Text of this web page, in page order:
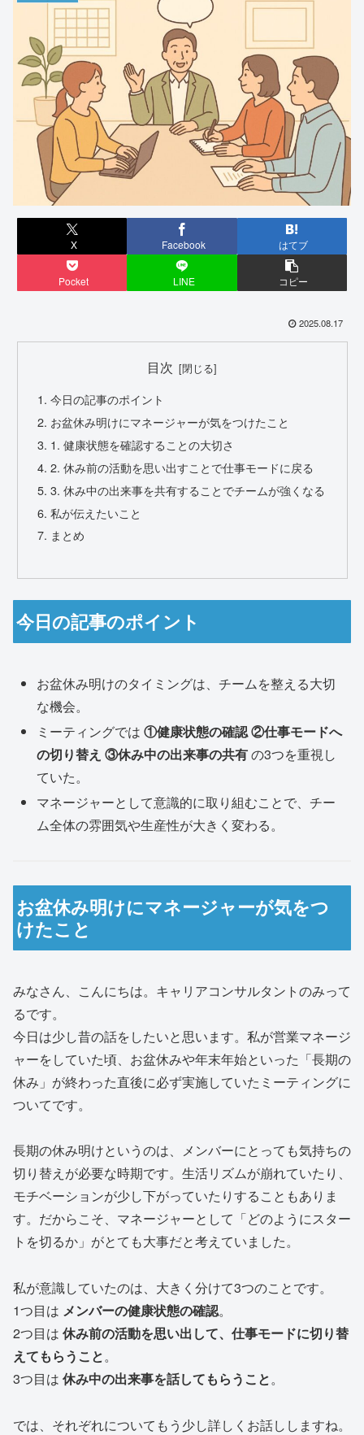
X Facebook はてブ
Pocket LINE コピー
2025.08.17
目次
今日の記事のポイント
お盆休み明けにマネージャーが気をつけたこと
1. 健康状態を確認することの大切さ
2. 休み前の活動を思い出すことで仕事モードに戻る
3. 休み中の出来事を共有することでチームが強くなる
私が伝えたいこと
まとめ
今日の記事のポイント
お盆休み明けのタイミングは、チームを整える大切
な機会。
ミーティングでは①健康状態の確認 ②仕事モードへ
の切り替え ③休み中の出来事の共有の3つを重視し
ていた。
マネージャーとして意識的に取り組むことで、チー
ム全体の雰囲気や生産性が大きく変わる。
お盆休み明けにマネージャーが気をつ
けたこと
みなさん、こんにちは。キャリアコンサルタントのみって
るです。
今日は少し昔の話をしたいと思います。私が営業マネージ
ャーをしていた頃、お盆休みや年末年始といった「長期の
休み」が終わった直後に必ず実施していたミーティングに
ついてです。
長期の休み明けというのは、メンバーにとっても気持ちの
切り替えが必要な時期です。生活リズムが崩れていたり、
モチベーションが少し下がっていたりすることもありま
す。だからこそ、マネージャーとして「どのようにスター
トを切るか」がとても大事だと考えていました。
私が意識していたのは、大きく分けて3つのことです。
1つ目は メンバーの健康状態の確認。
2つ目は 休み前の活動を思い出して、仕事モードに切り替
えてもらうこと。
3つ目は 休み中の出来事を話してもらうこと。
では、それぞれについてもう少し詳しくお話ししますね。